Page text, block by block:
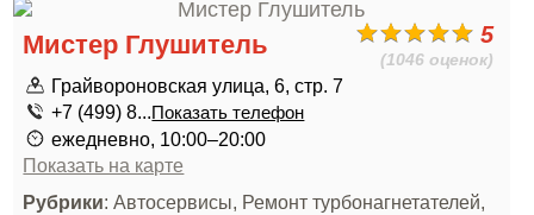
5
(1046 оценок)
Мистер Глушитель
Грайвороновская улица, 6, стр. 7
+7 (499) 8...Показать телефон
ежедневно, 10:00–20:00
Показать на карте
Рубрики: Автосервисы, Ремонт турбонагнетателей,